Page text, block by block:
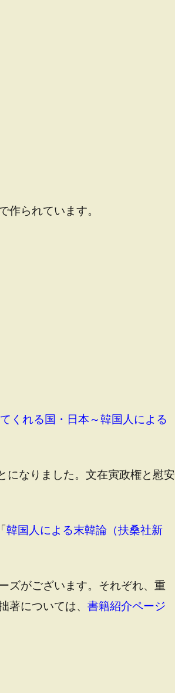
られています。
くれる国・日本～韓国人による
になりました。文在寅政権と慰安
韓国人による末韓論（扶桑社新
ズがございます。それぞれ、重
著については、 書籍紹介ページ